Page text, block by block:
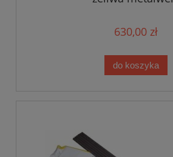
630,00 zł
do koszyka